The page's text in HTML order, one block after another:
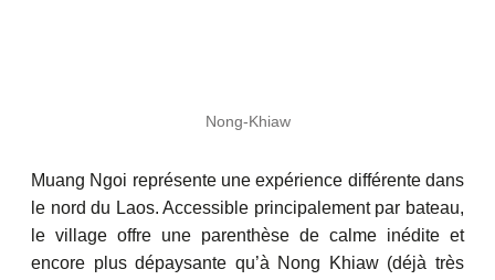
Nong-Khiaw
Muang Ngoi représente une expérience différente dans
le nord du Laos. Accessible principalement par bateau,
le village offre une parenthèse de calme inédite et
encore plus dépaysante qu’à Nong Khiaw (déjà très